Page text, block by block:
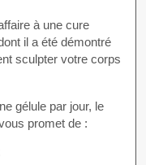
à une cure
il a été démontré
sculpter votre corps
gélule par jour, le
promet de :